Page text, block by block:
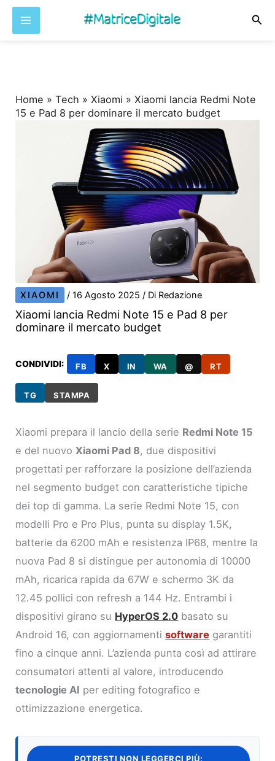
Home »Tech »Xiaomi »Xiaomi lancia Redmi Note
15 e Pad 8 per dominare il mercato budget
XIAOMI /16 Agosto 2025/ Di Redazione
Xiaomi lancia Redmi Note 15 e Pad 8 per
dominare il mercato budget
CONDIVIDI: FB X IN WA @ RT
TG STAMPA
Xiaomi prepara il lancio della serie Redmi Note 15
e del nuovoXiaomi Pad 8, due dispositivi
progettati per rafforzare la posizione dell’azienda
nel segmento budget con caratteristiche tipiche
dei top di gamma. La serie Redmi Note 15, con
modelli Pro e Pro Plus, punta su display 1.5K,
batterie da 6200 mAh e resistenza IP68, mentre la
nuova Pad 8 si distingue per autonomia di 10000
mAh, ricarica rapida da 67W e schermo 3K da
12.45 pollici con refresh a 144 Hz. Entrambi i
dispositivi girano su HyperOS 2.0 basato su
Android 16, con aggiornamentisoftware garantiti
fino a cinque anni. L’azienda punta così ad attirare
consumatori attenti al valore, introducendo
tecnologie AI per editing fotografico e
ottimizzazione energetica.
POTRESTI NON LEGGERCI PIÙ: